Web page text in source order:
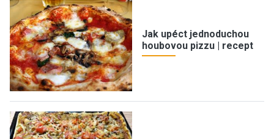
Jak upéct jednoduchou
houbovou pizzu | recept